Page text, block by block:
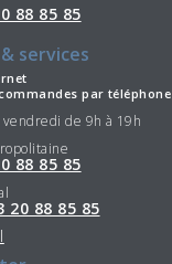
88 85 85
services
par téléphone
de 9h à 19h
88 85 85
20 88 85 85